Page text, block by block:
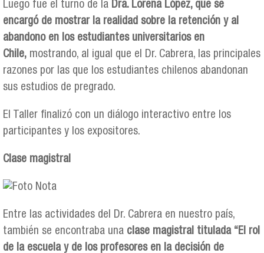
Luego fue el turno de la Dra. Lorena López, que se
encargó de mostrar la realidad sobre la retención y al
abandono en los estudiantes universitarios en
Chile, mostrando, al igual que el Dr. Cabrera, las principales
razones por las que los estudiantes chilenos abandonan
sus estudios de pregrado.
El Taller finalizó con un diálogo interactivo entre los
participantes y los expositores.
Clase magistral
Entre las actividades del Dr. Cabrera en nuestro país,
también se encontraba una clase magistral titulada “El rol
de la escuela y de los profesores en la decisión de